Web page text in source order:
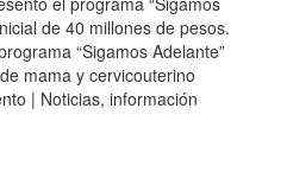
de 40 millones de pesos.
“Sigamos Adelante”
mama y cervicouterino
| Noticias, información